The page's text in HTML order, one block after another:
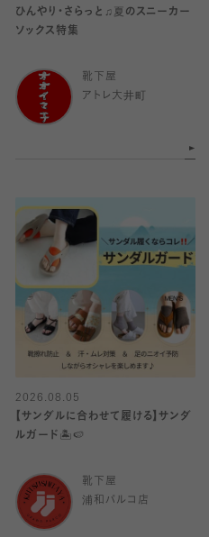
ひんやり・さらっと♫夏のスニーカー
ソックス特集
靴下屋
アトレ大井町
2026.08.05
【サンダルに合わせて履ける】サンダ
ルガード🏝️🍉
靴下屋
浦和パルコ店